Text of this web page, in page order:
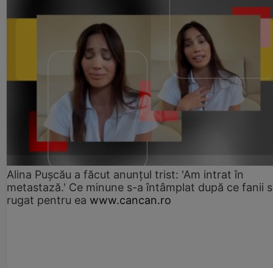
Alina Pușcău a făcut anunțul trist: 'Am intrat în
metastază.' Ce minune s-a întâmplat după ce fanii
rugat pentru ea www.cancan.ro